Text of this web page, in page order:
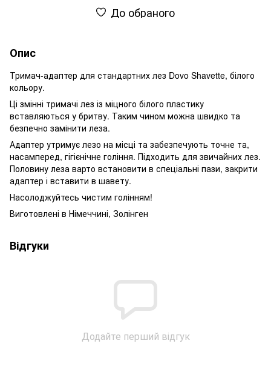
До обраного
Опис
Тримач-адаптер для стандартних лез Dovo Shavette, білого
кольору.
Ці змінні тримачі лез із міцного білого пластику
вставляються у бритву. Таким чином можна швидко та
безпечно замінити леза.
Адаптер утримує лезо на місці та забезпечують точне та,
насамперед, гігієнічне гоління. Підходить для звичайних лез.
Половину леза варто встановити в спеціальні пази, закрити
адаптер і вставити в шавету.
Насолоджуйтесь чистим голінням!
Виготовлені в Німеччині, Золінген
Відгуки
Додайте перший відгук